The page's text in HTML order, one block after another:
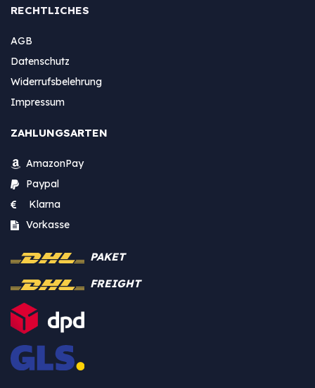
RECHTLICHES
AGB
Datenschutz
Widerrufsbelehrung
Impressum
ZAHLUNGSARTEN
AmazonPay
Paypal
Klarna
Vorkasse
PAKET
FREIGHT